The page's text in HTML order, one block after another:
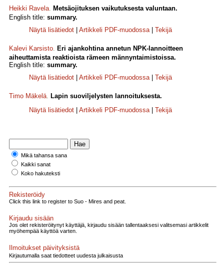
Heikki Ravela. Metsäojituksen vaikutuksesta valuntaan.
English title: summary.
Näytä lisätiedot
Artikkeli PDF-muodossa| Tekijä
Kalevi Karsisto. Eri ajankohtina annetun NPK-lannoitteen
aiheuttamista reaktioista rämeen männyntaimistoissa.
English title: summary.
Näytä lisätiedot
Artikkeli PDF-muodossa| Tekijä
Timo Mäkelä. Lapin suoviljelysten lannoituksesta.
Näytä lisätiedot
Artikkeli PDF-muodossa| Tekijä
Mikä tahansa sana
Kaikki sanat
Koko hakuteksti
Rekisteröidy
Click this link to register to Suo - Mires and peat.
Kirjaudu sisään
Jos olet rekisteröitynyt käyttäjä, kirjaudu sisään tallentaaksesi valitsemasi artikkelit
myöhempää käyttöä varten.
Ilmoitukset päivityksistä
Kirjautumalla saat tiedotteet uudesta julkaisusta